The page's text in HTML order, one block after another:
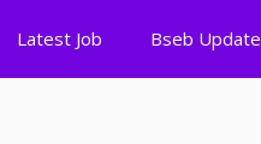
Latest Job Bseb Update